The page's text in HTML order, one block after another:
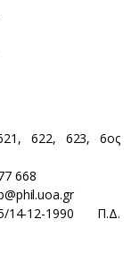
622, 623, 6ος
668
12-1990 Π.Δ.